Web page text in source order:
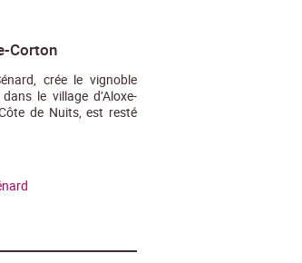
Corton
crée le vignoble
le village d’Aloxe-
de Nuits, est resté